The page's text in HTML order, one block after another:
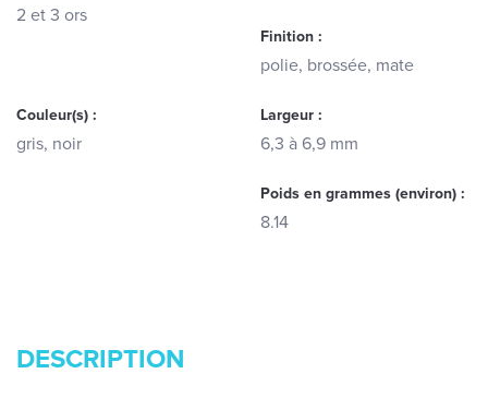
2 et 3 ors
Finition :
polie, brossée, mate
Couleur(s) :
gris, noir
Largeur :
6,3 à 6,9 mm
Poids en grammes (environ) :
8.14
DESCRIPTION